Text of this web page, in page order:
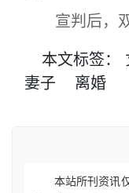
宣判后，双
本文标签：
妻子
离婚
本站所刊资讯